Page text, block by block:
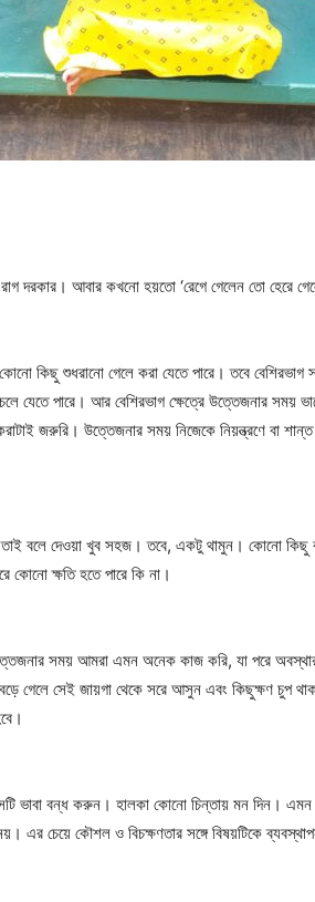
দরকার। আবার কখনো হয়তো ‘রেগে গেলেন তো হেরে
কিছু শুধরানো গেলে করা যেতে পারে। তবে
যেতে পারে। আর বেশিরভাগ ক্ষেত্রে উত্তেজনার সময়
জরুরি। উত্তেজনার সময় নিজেকে নিয়ন্ত্রণে বা
বলে দেওয়া খুব সহজ। তবে, একটু থামুন। কোনো
কোনো ক্ষতি হতে পারে কি না।
সময় আমরা এমন অনেক কাজ করি, যা পরে
গেলে সেই জায়গা থেকে সরে আসুন এবং কিছুক্ষণ চুপ
ভাবা বন্ধ করুন। হালকা কোনো চিন্তায় মন দিন।
এর চেয়ে কৌশল ও বিচক্ষণতার সঙ্গে বিষয়টিকে